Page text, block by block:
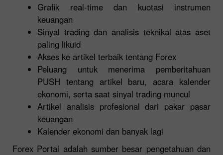
Grafik real-time dan kuotasi instrumen
keuangan
Sinyal trading dan analisis teknikal atas aset
paling likuid
Akses ke artikel terbaik tentang Forex
Peluang untuk menerima pemberitahuan
PUSH tentang artikel baru, acara kalender
ekonomi, serta saat sinyal trading muncul
Artikel analisis profesional dari pakar pasar
keuangan
Kalender ekonomi dan banyak lagi
Forex Portal adalah sumber besar pengetahuan dan